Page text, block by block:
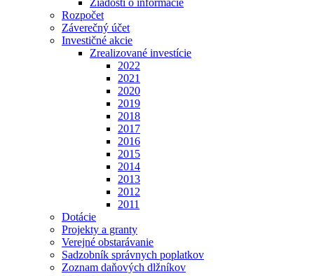
Žiadosti o informácie
Rozpočet
Záverečný účet
Investičné akcie
Zrealizované investície
2022
2021
2020
2019
2018
2017
2016
2015
2014
2013
2012
2011
Dotácie
Projekty a granty
Verejné obstarávanie
Sadzobník správnych poplatkov
Zoznam daňových dlžníkov